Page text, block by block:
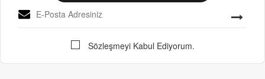
Sözleşmeyi Kabul Ediyorum.